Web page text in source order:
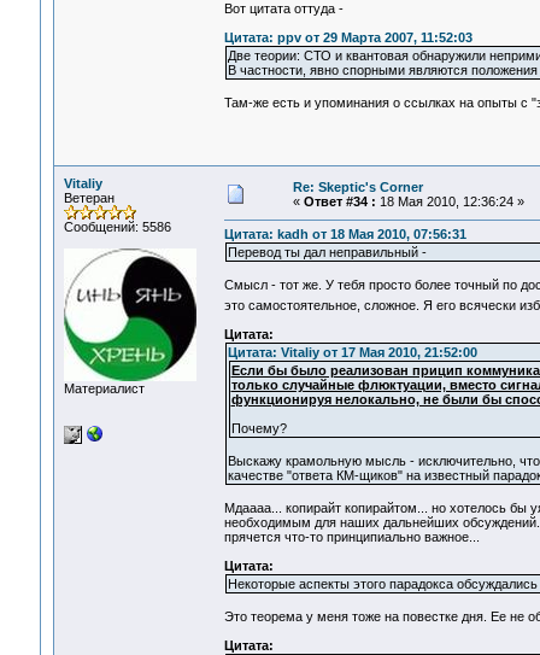
Вот цитата оттуда -
Цитата: ppv от 29 Марта 2007, 11:52:03
Две теории: СТО и квантовая обнаружили
В частности, явно спорными являются
Там-же есть и упоминания о ссылках на опыты с
Vitaliy
Ветеран
Сообщений: 5586
Материалист
Re: Skeptic's Corner
« Ответ #34 : 18 Мая 2010, 12:36:24 »
Цитата: kadh от 18 Мая 2010, 07:56:31
Перевод ты дал неправильный -
Смысл - тот же. У тебя просто более точный по
это самостоятельное, сложное. Я его всячески
Цитата:
Цитата: Vitaliy от 17 Мая 2010, 21:52:00
Если бы было реализован прицип
только случайные флюктуации, вместо
функционируя нелокально, не были бы
Почему?
Выскажу крамольную мысль - исключительно,
качестве "ответа КМ-щиков" на известный
Мдаааа... копирайт копирайтом... но хотелось бы
необходимым для наших дальнейших
прячется что-то принципиально важное...
Цитата:
Некоторые аспекты этого парадокса
Это теорема у меня тоже на повестке дня. Ее не
Цитата: